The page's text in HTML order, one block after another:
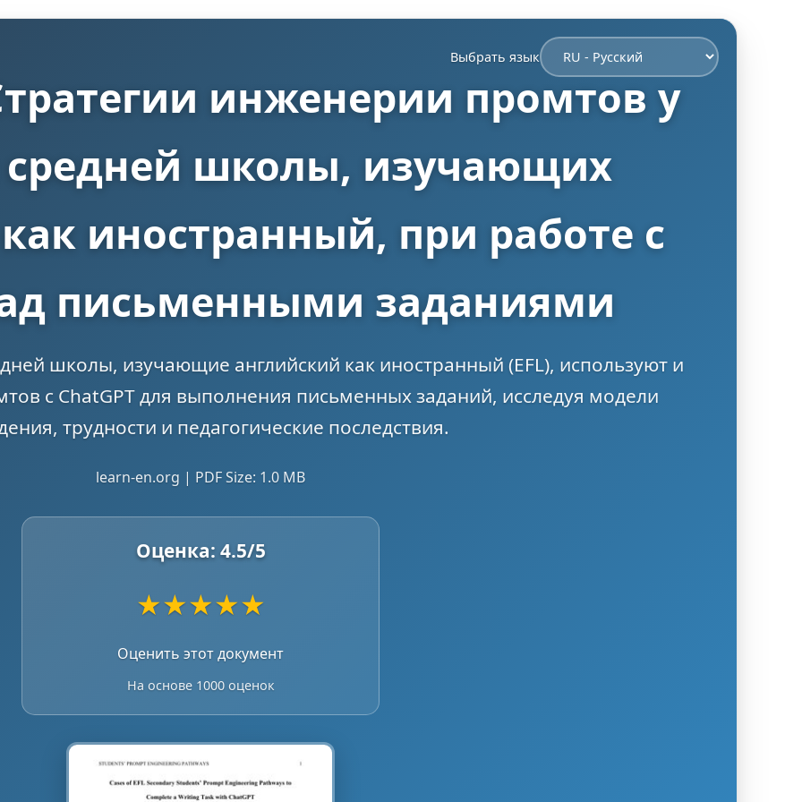
Выбрать язык
инженерии промтов у
школы, изучающих
иностранный, при работе с
письменными заданиями
школы, изучающие английский как иностранный (EFL), используют и
с ChatGPT для выполнения письменных заданий, исследуя модели
трудности и педагогические последствия.
learn-en.org | PDF Size: 1.0 MB
Оценка: 4.5/5
★★★★★
Оценить этот документ
На основе 1000 оценок